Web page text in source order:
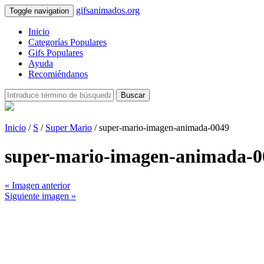
Toggle navigation gifsanimados.org
Inicio
Categorías Populares
Gifs Populares
Ayuda
Recomiéndanos
Buscar
Inicio / S / Super Mario / super-mario-imagen-animada-0049
super-mario-imagen-animada-
« Imagen anterior
Siguiente imagen »